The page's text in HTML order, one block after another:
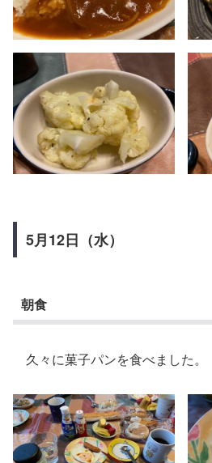
5月12日（水）
朝食
久々に菓子パンを食べました。